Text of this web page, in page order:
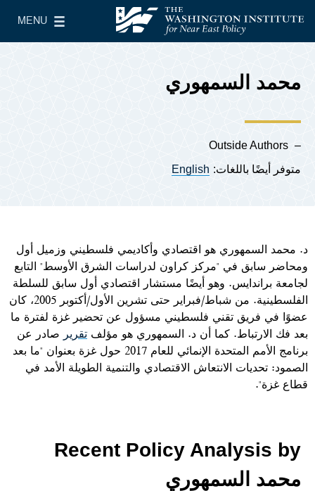
معهد واشنطن لسياسات الشرق الأدنى
MENU
Main Menu
محمد السمهوري
Outside Authors
متوفر أيضًا باللغات: English
د. محمد السمهوري هو اقتصادي وأكاديمي فلسطيني وزميل أول
ومحاضر سابق في "مركز كراون لدراسات الشرق الأوسط" التابع
لجامعة براندايس. وهو أيضًا مستشار اقتصادي أول سابق للسلطة
الفلسطينية. من شباط/فبراير حتى تشرين الأول/أكتوبر 2005، كان
عضوًا في فريق تقني فلسطيني مسؤول عن تحضير غزة لفترة ما
بعد فك الارتباط. كما أن د. السمهوري هو مؤلف تقرير صادر عن
برنامج الأمم المتحدة الإنمائي للعام 2017 حول غزة بعنوان "ما بعد
الصمود: تحديات الانتعاش الاقتصادي والتنمية الطويلة الأمد في
قطاع غزة".
Recent Policy Analysis by
محمد السمهوري